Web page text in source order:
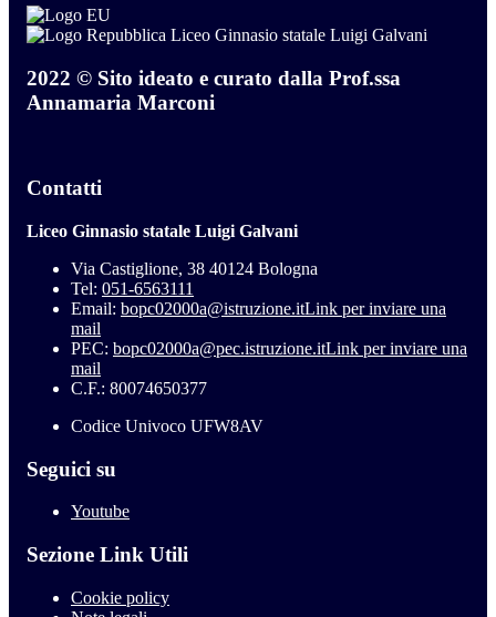
Liceo Ginnasio statale Luigi Galvani
2022 © Sito ideato e curato dalla Prof.ssa
Annamaria Marconi
Contatti
Liceo Ginnasio statale Luigi Galvani
Via Castiglione, 38 40124 Bologna
Tel: 051-6563111
Email: bopc02000a@istruzione.itLink per inviare una
mail
PEC: bopc02000a@pec.istruzione.itLink per inviare una
mail
C.F.: 80074650377
Codice Univoco UFW8AV
Seguici su
Youtube
Sezione Link Utili
Cookie policy